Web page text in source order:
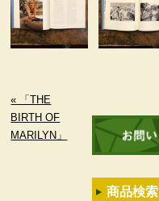
« 「THE
BIRTH OF
MARILYN」
商品検索